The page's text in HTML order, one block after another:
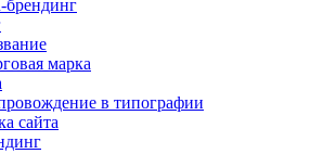
брендинг
марка
в типографии
сайта